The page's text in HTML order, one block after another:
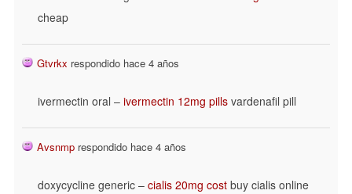
cheap
Gtvrkx respondido hace 4 años
ivermectin oral – ivermectin 12mg pills vardenafil pill
Avsnmp respondido hace 4 años
doxycycline generic – cialis 20mg cost buy cialis online